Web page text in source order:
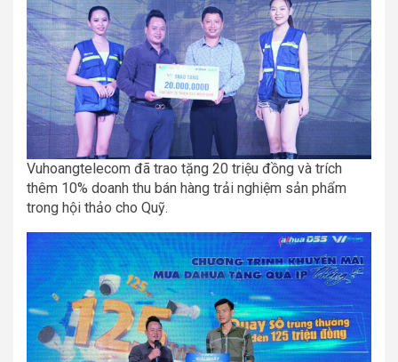
Vuhoangtelecom đã trao tặng 20 triệu đồng và trích
thêm 10% doanh thu bán hàng trải nghiệm sản phẩm
trong hội thảo cho Quỹ.